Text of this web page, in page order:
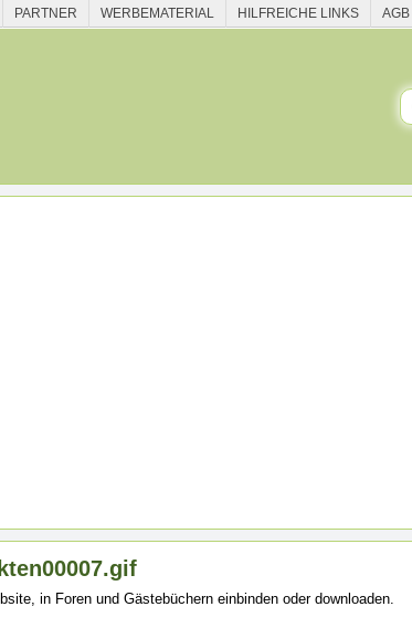
PARTNER WERBEMATERIAL HILFREICHE LINKS AGB
in Foren und Gästebüchern einbinden oder downloaden.